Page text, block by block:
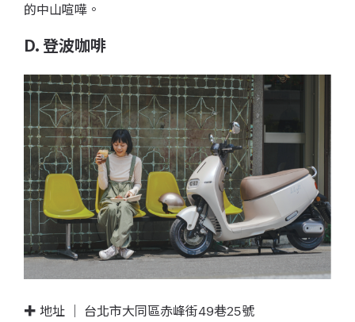
的中山喧嘩。
D. 登波咖啡
✚ 地址 ｜ 台北市大同區赤峰街49巷25號